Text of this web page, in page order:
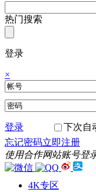
热门搜索
登录
×
登录
下次自
忘记密码立即注册
使用合作网站账号登
4K专区